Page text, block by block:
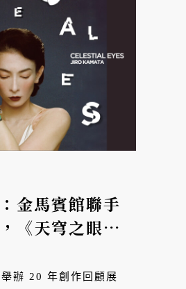
金馬賓館聯手
《天穹之眼：
珠寶與時尚之
辦 20 年創作回顧展